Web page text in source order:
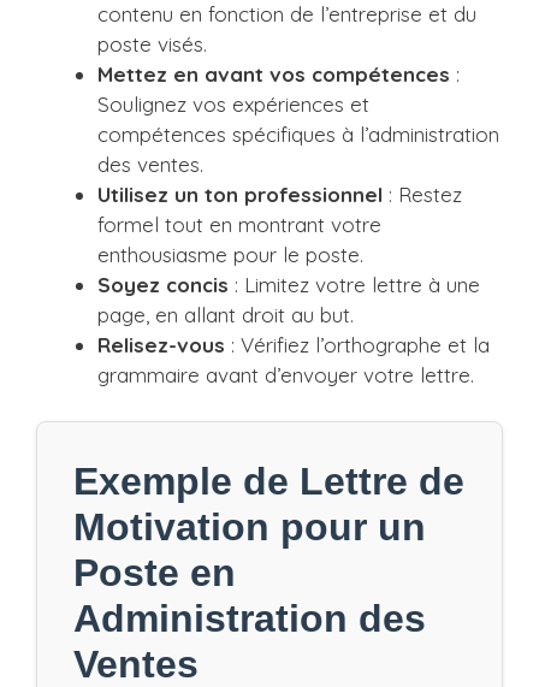
contenu en fonction de l’entreprise et du
poste visés.
Mettez en avant vos compétences :
Soulignez vos expériences et
compétences spécifiques à l’administration
des ventes.
Utilisez un ton professionnel : Restez
formel tout en montrant votre
enthousiasme pour le poste.
Soyez concis : Limitez votre lettre à une
page, en allant droit au but.
Relisez-vous : Vérifiez l’orthographe et la
grammaire avant d’envoyer votre lettre.
Exemple de Lettre de
Motivation pour un
Poste en
Administration des
Ventes